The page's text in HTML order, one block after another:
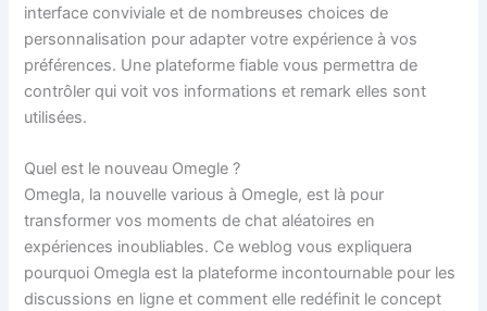
interface conviviale et de nombreuses choices de
personnalisation pour adapter votre expérience à vos
préférences. Une plateforme fiable vous permettra de
contrôler qui voit vos informations et remark elles sont
utilisées.
Quel est le nouveau Omegle ?
Omegla, la nouvelle various à Omegle, est là pour
transformer vos moments de chat aléatoires en
expériences inoubliables. Ce weblog vous expliquera
pourquoi Omegla est la plateforme incontournable pour les
discussions en ligne et comment elle redéfinit le concept